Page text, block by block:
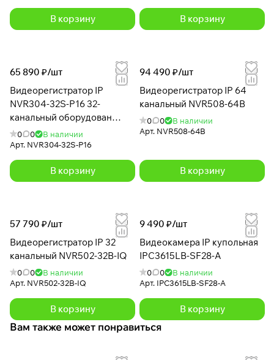
В корзину В корзину
65 890 ₽/шт
Видеорегистратор IP
NVR304-32S-P16 32-
канальный оборудован
двумя видеовыходами HDMI
и VGA
0 0
В наличии
Арт. NVR304-32S-P16
В корзину
94 490 ₽/шт
Видеорегистратор IP 64
канальный NVR508-64B
0 0
В наличии
Арт. NVR508-64B
В корзину
57 790 ₽/шт
Видеорегистратор IP 32
канальный NVR502-32B-IQ
0 0
В наличии
Арт. NVR502-32B-IQ
В корзину
9 490 ₽/шт
Видеокамера IP купольная
IPC3615LB-SF28-A
0 0
В наличии
Арт. IPC3615LB-SF28-A
В корзину
Вам также может понравиться